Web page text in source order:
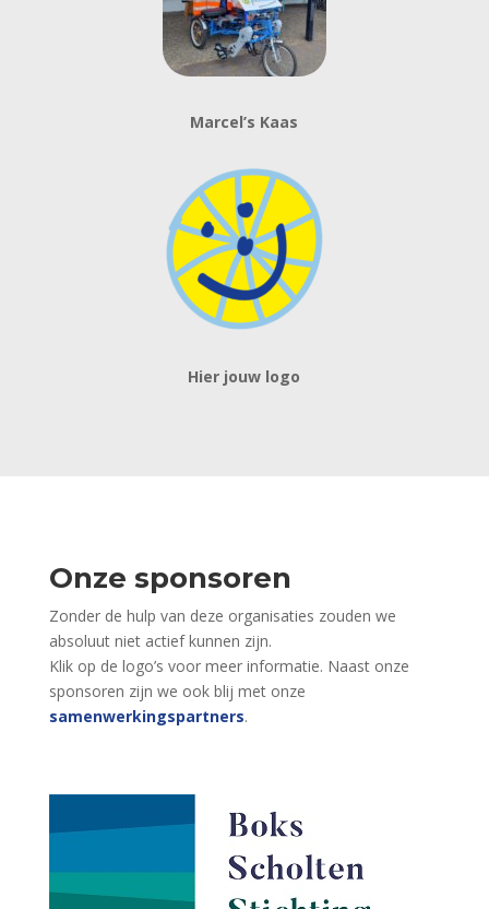
Marcel’s Kaas
Hier jouw logo
Onze sponsoren
Zonder de hulp van deze organisaties zouden we
absoluut niet actief kunnen zijn.
Klik op de logo’s voor meer informatie. Naast onze
sponsoren zijn we ook blij met onze
samenwerkingspartners.